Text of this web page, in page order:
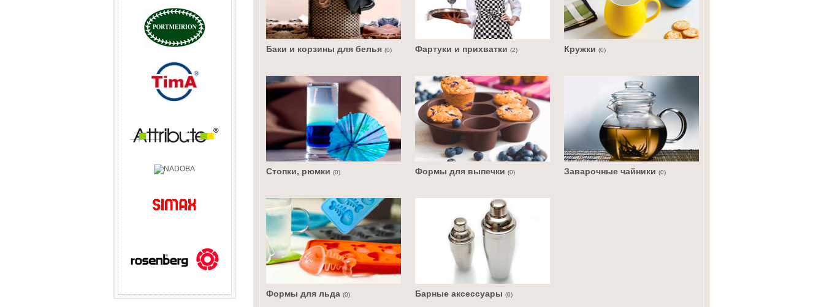
Баки и корзины для белья (0) Фартуки и прихватки (2) Кружки (0)
Стопки, рюмки (0) Формы для выпечки (0) Заварочные чайники (0)
Формы для льда (0) Барные аксессуары (0)